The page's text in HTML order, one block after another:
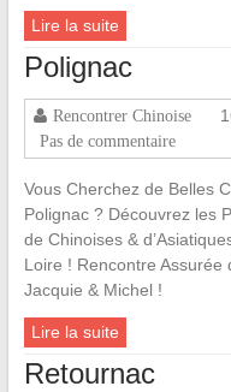
Lire la suite
Polignac
Rencontrer Chinoise
Pas de commentaire
Vous Cherchez de Belles
Polignac ? Découvrez les
de Chinoises &
Loire ! Rencontre Assurée
Jacquie & Michel !
Lire la suite
Retournac